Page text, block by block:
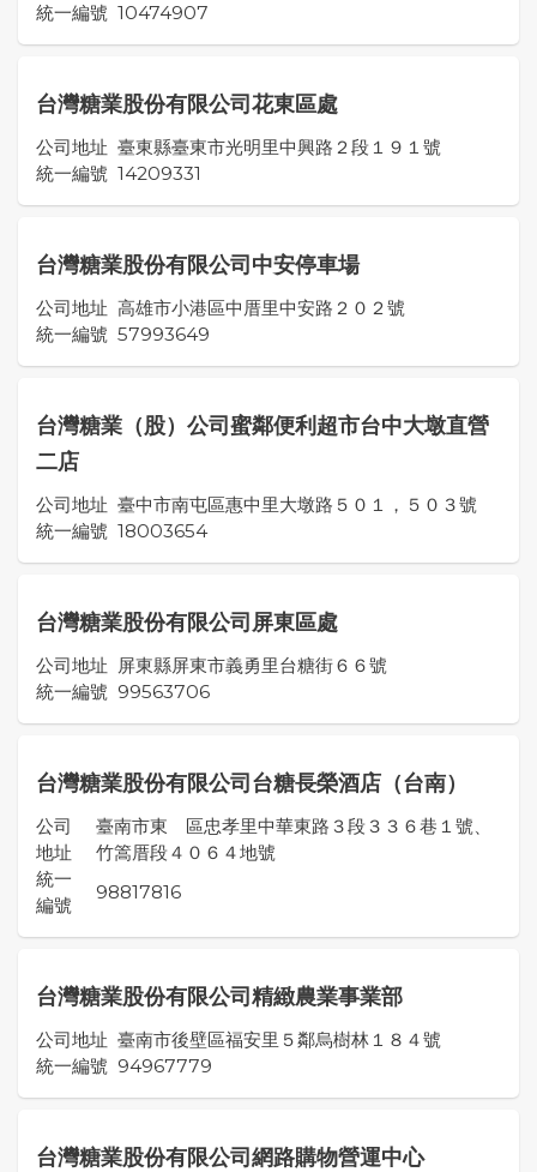
統一編號 10474907
台灣糖業股份有限公司花東區處
公司地址 臺東縣臺東市光明里中興路２段１９１號
統一編號 14209331
台灣糖業股份有限公司中安停車場
公司地址 高雄市小港區中厝里中安路２０２號
統一編號 57993649
台灣糖業（股）公司蜜鄰便利超市台中大墩直營
二店
公司地址 臺中市南屯區惠中里大墩路５０１，５０３號
統一編號 18003654
台灣糖業股份有限公司屏東區處
公司地址 屏東縣屏東市義勇里台糖街６６號
統一編號 99563706
台灣糖業股份有限公司台糖長榮酒店（台南）
公司
地址
臺南市東 區忠孝里中華東路３段３３６巷１號、
竹篙厝段４０６４地號
統一
編號
98817816
台灣糖業股份有限公司精緻農業事業部
公司地址 臺南市後壁區福安里５鄰烏樹林１８４號
統一編號 94967779
台灣糖業股份有限公司網路購物營運中心